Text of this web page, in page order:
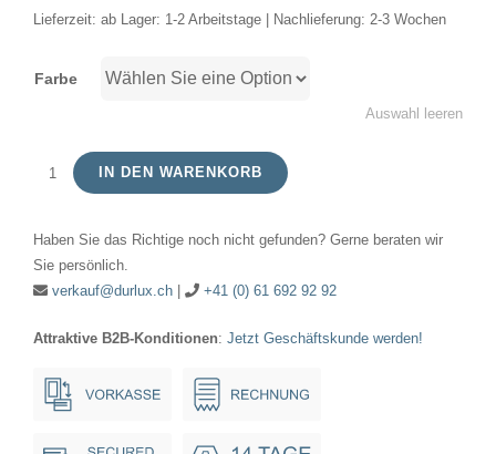
Lieferzeit: ab Lager: 1-2 Arbeitstage | Nachlieferung: 2-3 Wochen
Farbe
Auswahl leeren
LED
G53
AR111x67
12W
AC/DC
IN DEN WARENKORB
Haben Sie das Richtige noch nicht gefunden? Gerne beraten wir
Sie persönlich.
verkauf@durlux.ch| +41 (0) 61 692 92 92
Attraktive B2B-Konditionen: Jetzt Geschäftskunde werden!